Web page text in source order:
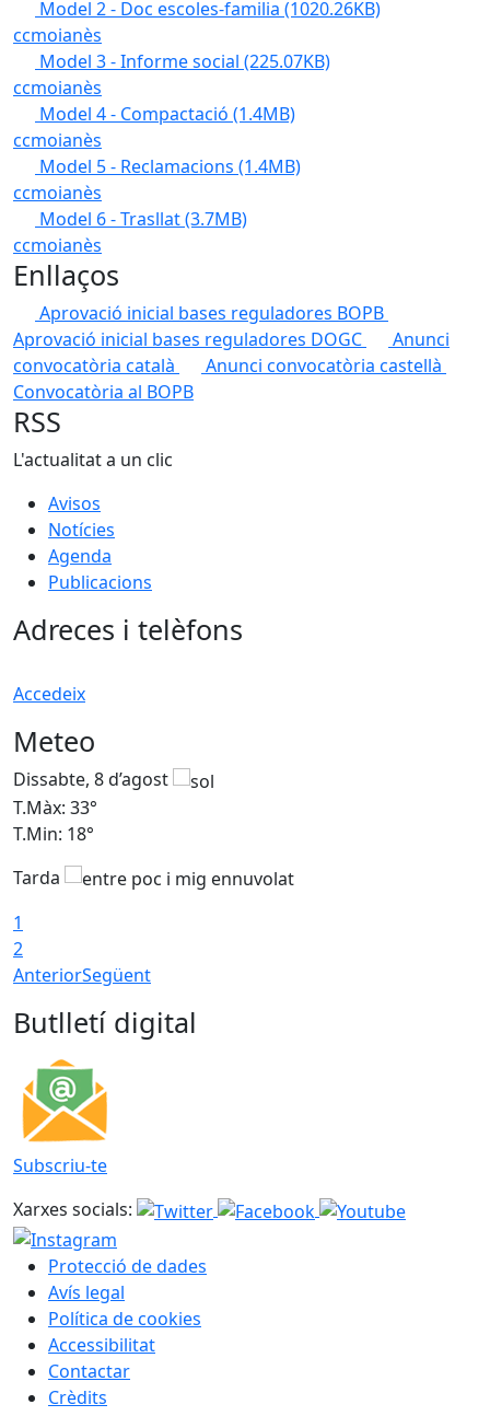
Model 2 - Doc escoles-familia (1020.26KB)
ccmoianès
Model 3 - Informe social (225.07KB)
ccmoianès
Model 4 - Compactació (1.4MB)
ccmoianès
Model 5 - Reclamacions (1.4MB)
ccmoianès
Model 6 - Trasllat(3.7MB)
ccmoianès
Enllaços
Aprovació inicial bases reguladores BOPB
Aprovació inicial bases reguladores DOGC
Anunci
convocatòria català
Anunci convocatòria castellà
Convocatòria al BOPB
RSS
L'actualitat a un clic
Avisos
Notícies
Agenda
Publicacions
Adreces i telèfons
Accedeix
Meteo
Dissabte, 8 d’agost
T.Màx: 33°
T.Min: 18°
Tarda
1
2
AnteriorSegüent
Butlletí digital
Subscriu-te
Xarxes socials:
Protecció de dades
Avís legal
Política de cookies
Accessibilitat
Contactar
Crèdits